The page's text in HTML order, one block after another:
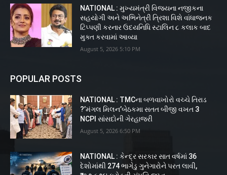
NATIONAL : મુખ્યમંત્રી વિજયના નજીકના
સહયોગી અને અભિનેત્રી ત્રિશા વિશે વાંધાજનક
ટિપ્પણી કરનાર ઉદયનિધિ સ્ટાલિન ૮ કલાક બાદ
મુક્ત કરવામાં આવ્યા
August 5, 2026 5:10 PM
POPULAR POSTS
NATIONAL : TMCના બળવાખોરો વચ્ચે તિરાડ
?’મંગલ મિલન’બેઠકમા સતત બીજી વખત 3
NCPI સાંસદોની ગેરહાજરી
August 5, 2026 6:50 PM
NATIONAL : કેન્દ્ર સરકાર સાત વર્ષમાં 36
દેશોમાંથી 274 ભાગેડુ ગુનેગારોને પરત લાવી,